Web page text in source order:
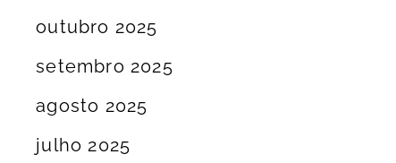
outubro 2025
setembro 2025
agosto 2025
julho 2025